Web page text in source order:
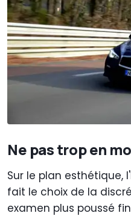
Ne pas trop en
Sur le plan esthétique,
fait le choix de la
examen plus poussé